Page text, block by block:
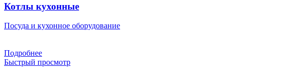
Котлы кухонные
Посуда и кухонное оборудование
Подробнее
Быстрый просмотр